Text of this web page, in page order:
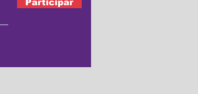
Participar